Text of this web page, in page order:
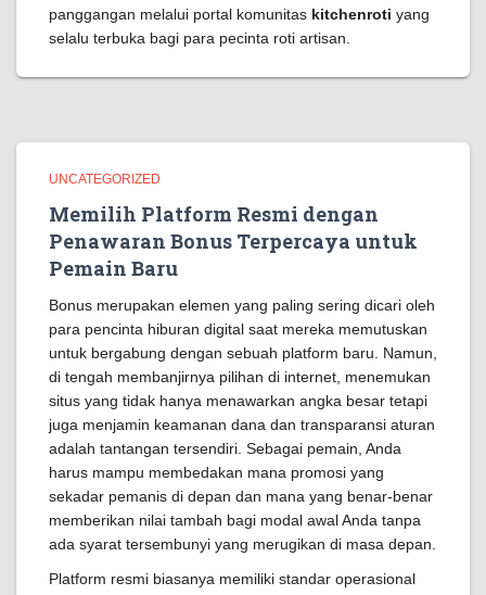
panggangan melalui portal komunitas kitchenroti yang
selalu terbuka bagi para pecinta roti artisan.
UNCATEGORIZED
Memilih Platform Resmi dengan
Penawaran Bonus Terpercaya untuk
Pemain Baru
Bonus merupakan elemen yang paling sering dicari oleh
para pencinta hiburan digital saat mereka memutuskan
untuk bergabung dengan sebuah platform baru. Namun,
di tengah membanjirnya pilihan di internet, menemukan
situs yang tidak hanya menawarkan angka besar tetapi
juga menjamin keamanan dana dan transparansi aturan
adalah tantangan tersendiri. Sebagai pemain, Anda
harus mampu membedakan mana promosi yang
sekadar pemanis di depan dan mana yang benar-benar
memberikan nilai tambah bagi modal awal Anda tanpa
ada syarat tersembunyi yang merugikan di masa depan.
Platform resmi biasanya memiliki standar operasional